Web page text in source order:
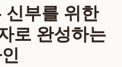
신부를 위한
로 완성하는